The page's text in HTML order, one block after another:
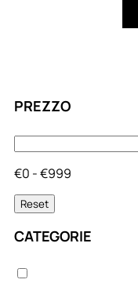
PREZZO
€0 - €999
Reset
CATEGORIE